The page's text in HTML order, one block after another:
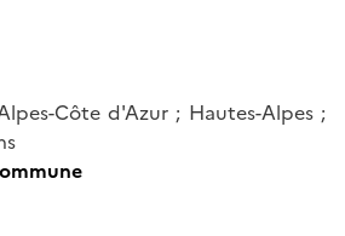
Côte d'Azur ; Hautes-Alpes ;